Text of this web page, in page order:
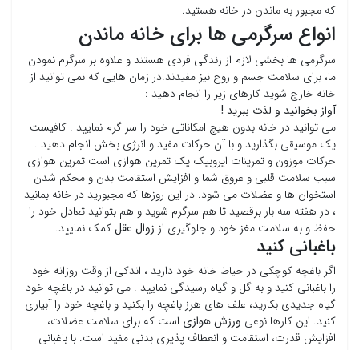
که مجبور به ماندن در خانه هستید.
انواع سرگرمی ها برای خانه ماندن
سرگرمی ها بخشی لازم از زندگی فردی هستند و علاوه بر سرگرم نمودن
ما، برای سلامت جسم و روح نیز مفیدند.در زمان هایی که نمی توانید از
خانه خارج شوید کارهای زیر را انجام دهید :
آواز بخوانید و لذت ببرید !
می توانید در خانه بدون هیچ امکاناتی خود را سر گرم نمایید . کافیست
یک موسیقی بگذارید و با آن حرکات مفید و انرژی بخش انجام دهید .
حرکات موزون و تمرینات ایروبیک یک تمرین هوازی است تمرین هوازی
سبب سلامت قلبی و عروق شما و افزایش استقامت بدن و محکم شدن
استخوان ها و عضلات می شود. در این روزها که مجبورید در خانه بمانید
، در هفته سه بار برقصید تا هم سرگرم شوید و هم بتوانید تعادل خود را
حفظ و به سلامت مغز خود و جلوگیری از زوال عقلکمک نمایید.
باغبانی کنید
اگر باغچه کوچکی در حیاط خانه خود دارید ، اندکی از وقت روزانه خود
را باغبانی کنید و به گل و گیاه رسیدگی نمایید . می توانید در باغچه خود
گیاه جدیدی بکارید، علف های هرز باغچه را بکنید و باغچه خود را آبیاری
کنید. این کارها نوعی ورزش هوازی است که برای سلامت عضلات،
افزایش قدرت، استقامت و انعطاف پذیری بدنی مفید است. با باغبانی